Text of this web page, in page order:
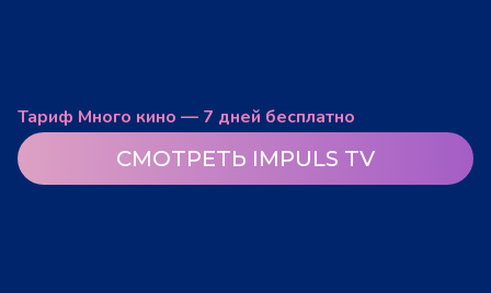
Тариф Много кино — 7 дней бесплатно
СМОТРЕТЬ IMPULS TV